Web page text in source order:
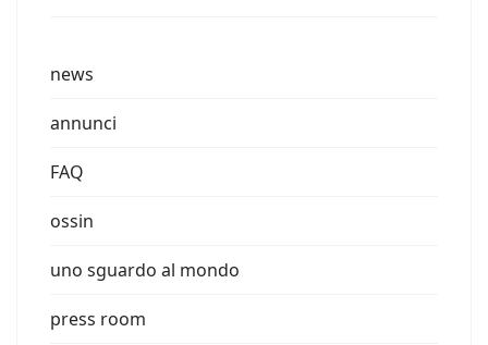
news
annunci
FAQ
ossin
uno sguardo al mondo
press room